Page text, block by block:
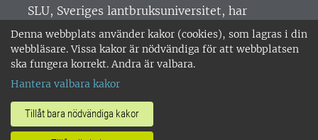
Denna webbplats använder kakor (cookies), som lagras i din
webbläsare. Vissa kakor är nödvändiga för att webbplatsen
ska fungera korrekt. Andra är valbara.
Hantera valbara kakor
Tillåt bara nödvändiga kakor
SLU, Sveriges lantbruksuniversitet, har
verksamhet över hela Sverige. Huvudorter är
Alnarp, Uppsala och Umeå.SLU är
miljöcertifierat enligt ISO 14001. •
018-67 10 00 • Org nr: 202100-2817 •
Om SLU:s webbplatser
•Hantera kakor•Behandling av